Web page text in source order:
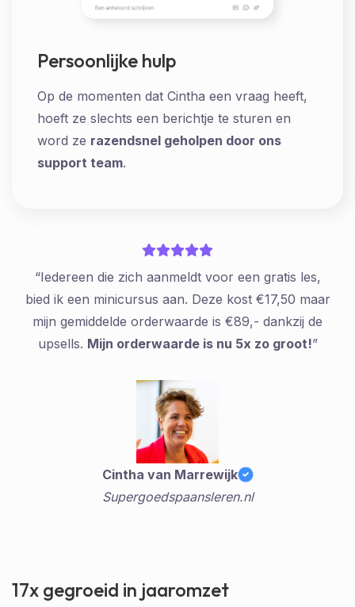
Persoonlijke hulp
Op de momenten dat Cintha een vraag heeft,
hoeft ze slechts een berichtje te sturen en
word ze razendsnel geholpen door ons
support team.
“Iedereen die zich aanmeldt voor een gratis les,
bied ik een minicursus aan. Deze kost €17,50 maar
mijn gemiddelde orderwaarde is €89,- dankzij de
upsells. Mijn orderwaarde is nu 5x zo groot!”
Cintha van Marrewijk
Supergoedspaansleren.nl
17x gegroeid in jaaromzet